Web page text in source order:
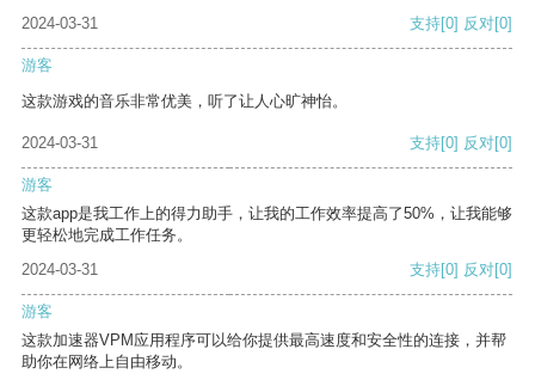
2024-03-31
支持[0] 反对[0]
游客
这款游戏的音乐非常优美，听了让人心旷神怡。
2024-03-31 支持[0] 反对[0]
游客
这款app是我工作上的得力助手，让我的工作效率提高了50%，让我能够
更轻松地完成工作任务。
2024-03-31
支持[0] 反对[0]
游客
这款加速器VPM应用程序可以给你提供最高速度和安全性的连接，并帮
助你在网络上自由移动。